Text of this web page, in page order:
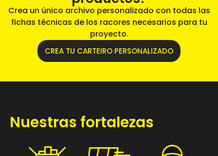
Crea un único archivo personalizado con todas las
fichas técnicas de los racores necesarios para tu
proyecto.
CREA TU CARTEIRO PERSONALIZADO
Nuestras fortalezas